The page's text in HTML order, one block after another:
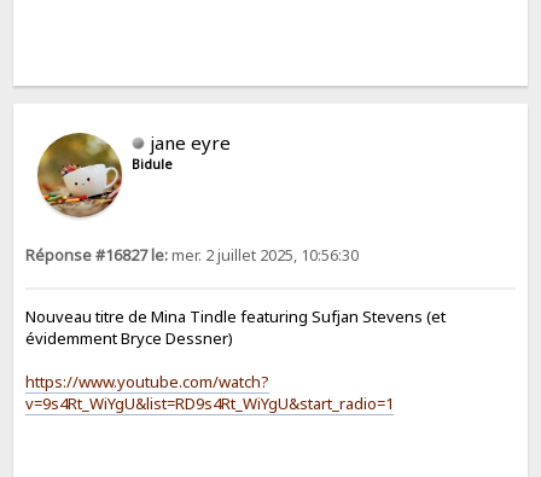
jane eyre
Bidule
Réponse #16827 le:mer. 2 juillet 2025, 10:56:30
Nouveau titre de Mina Tindle featuring Sufjan Stevens (et
évidemment Bryce Dessner)
https://www.youtube.com/watch?
v=9s4Rt_WiYgU&list=RD9s4Rt_WiYgU&start_radio=1